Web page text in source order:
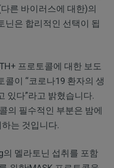
른 바이러스에 대한)의
닌은 합리적인 선택이 됩
프로토콜에 대한 보도
콜이 “코로나19 환자의 생
있다”라고 밝혔습니다.
의 필수적인 부분은 밤에
는 것입니다.
멜라토닌 섭취를 포함